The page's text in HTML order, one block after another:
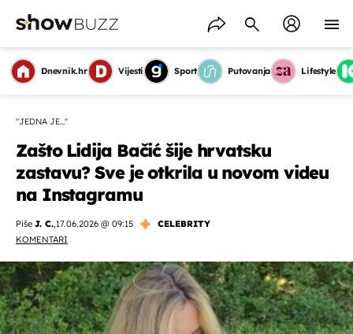
Dnevnik.hr Vijesti Sport Putovanja Lifestyle
''JEDNA JE...''
Zašto Lidija Bačić šije hrvatsku
zastavu? Sve je otkrila u novom videu
na Instagramu
Piše J. C.,17.06.2026 @ 09:15
CELEBRITY
KOMENTARI
OMOGUĆI OBAVIJESTI